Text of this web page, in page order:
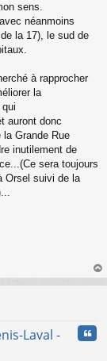
sens.
néanmoins
la 17), le sud de
à rapprocher
la
auront donc
Grande Rue
inutilement de
sera toujours
Orsel suivi de la
au
Laval -